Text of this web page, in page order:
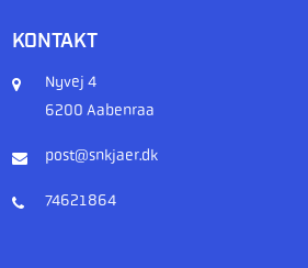
KONTAKT
Nyvej 4
6200 Aabenraa
post@snkjaer.dk
74621864